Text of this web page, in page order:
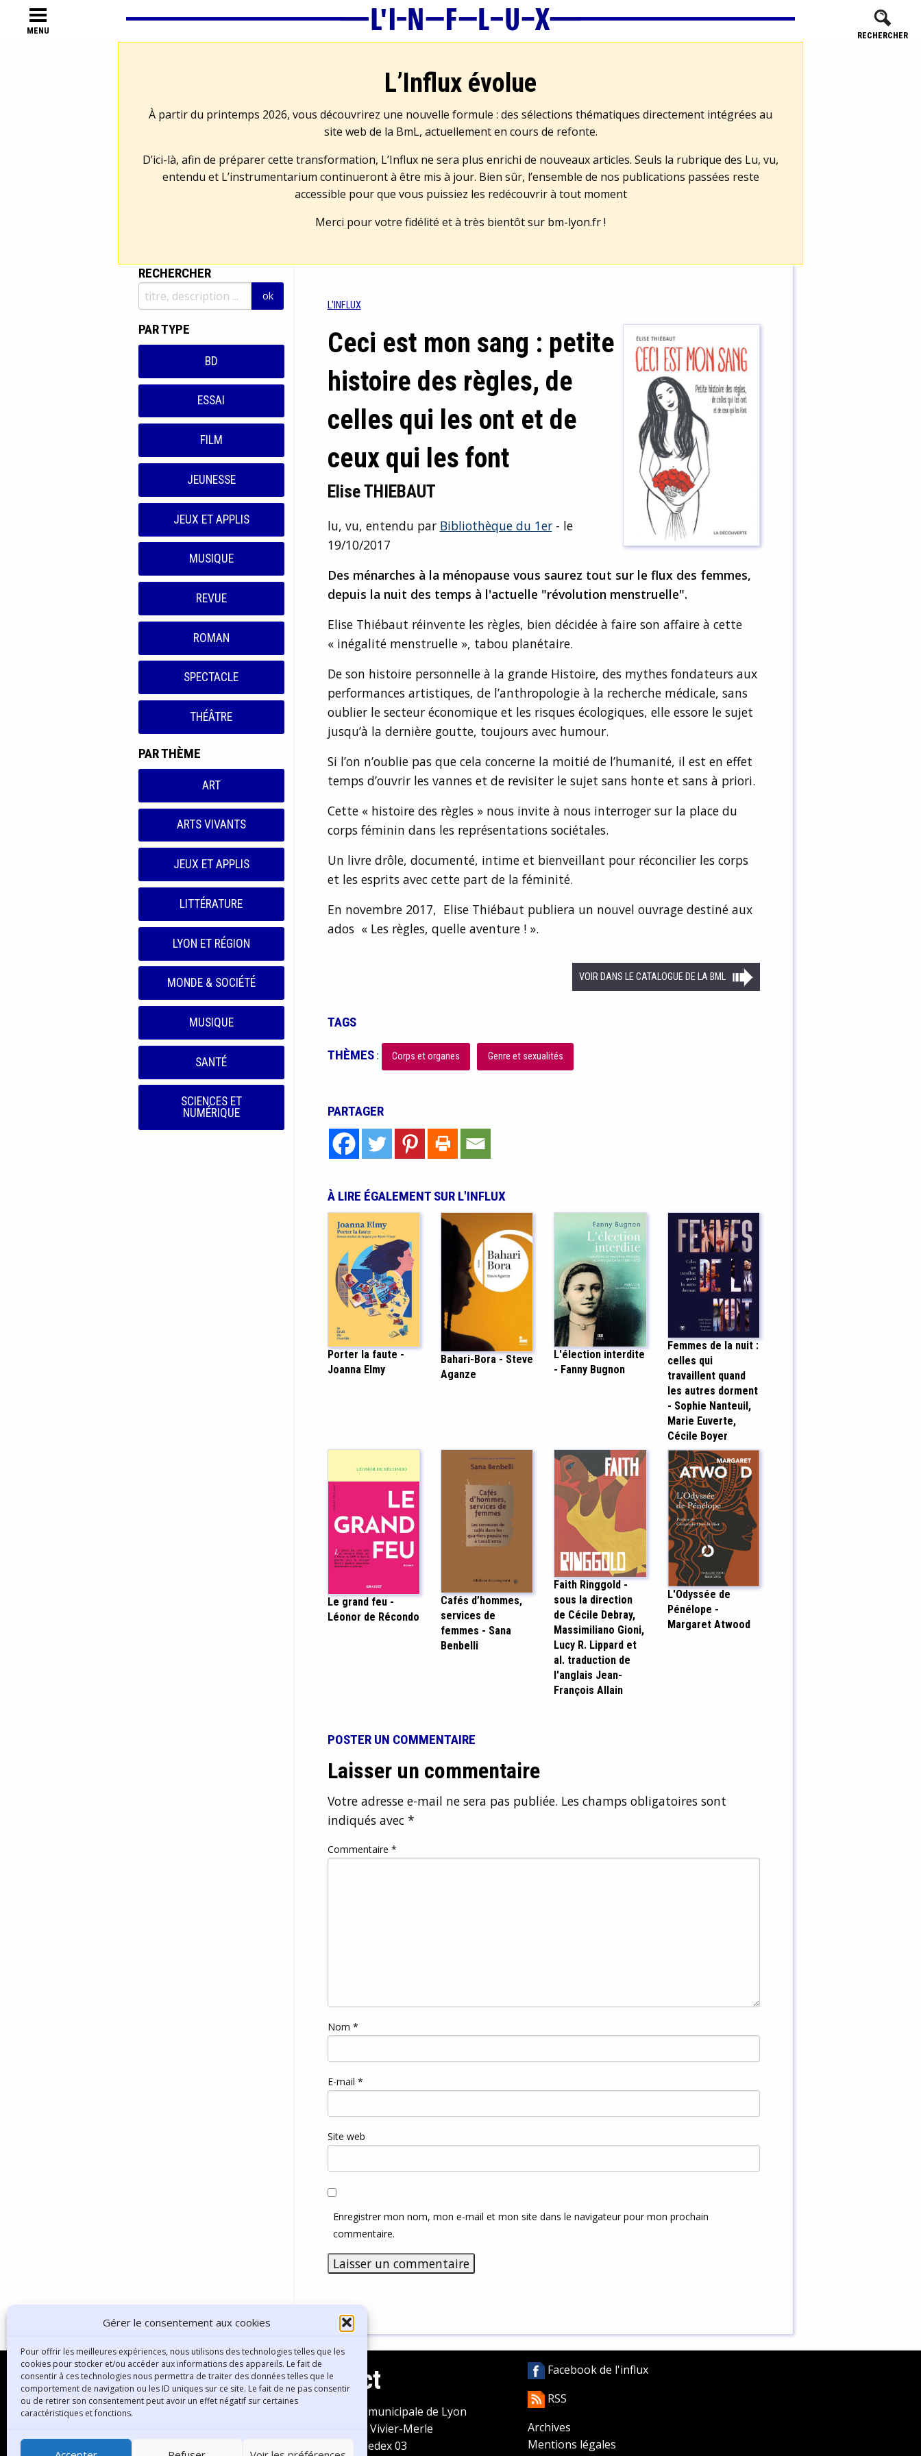
Gérer le consentement aux cookies
Pour offrir les meilleures expériences, nous utilisons des technologies telles que les
cookies pour stocker et/ou accéder aux informations des appareils. Le fait de
consentir à ces technologies nous permettra de traiter des données telles que le
comportement de navigation ou les ID uniques sur ce site. Le fait de ne pas consentir
ou de retirer son consentement peut avoir un effet négatif sur certaines
caractéristiques et fonctions.
MENU RECHERCHER
L’Influx évolue
À partir du printemps 2026, vous découvrirez une nouvelle formule : des sélections thématiques directement intégrées au
site web de la BmL, actuellement en cours de refonte.
D’ici-là, afin de préparer cette transformation, L’Influx ne sera plus enrichi de nouveaux articles. Seuls la rubrique des Lu, vu,
entendu et L’instrumentarium continueront à être mis à jour. Bien sûr, l’ensemble de nos publications passées reste
accessible pour que vous puissiez les redécouvrir à tout moment
Merci pour votre fidélité et à très bientôt sur bm-lyon.fr!
RECHERCHER
PAR TYPE
BD
ESSAI
FILM
JEUNESSE
JEUX ET APPLIS
MUSIQUE
REVUE
ROMAN
SPECTACLE
THÉÂTRE
PAR THÈME
ART
ARTS VIVANTS
JEUX ET APPLIS
LITTÉRATURE
LYON ET RÉGION
MONDE & SOCIÉTÉ
MUSIQUE
SANTÉ
SCIENCES ET
NUMÉRIQUE
L'INFLUX
Ceci est mon sang : petite
histoire des règles, de
celles qui les ont et de
ceux qui les font
Elise THIEBAUT
lu, vu, entendu par Bibliothèque du 1er- le
19/10/2017
Des ménarches à la ménopause vous saurez tout sur le flux des femmes,
depuis la nuit des temps à l'actuelle "révolution menstruelle".
Elise Thiébaut réinvente les règles, bien décidée à faire son affaire à cette
« inégalité menstruelle », tabou planétaire.
De son histoire personnelle à la grande Histoire, des mythes fondateurs aux
performances artistiques, de l’anthropologie à la recherche médicale, sans
oublier le secteur économique et les risques écologiques, elle essore le sujet
jusqu’à la dernière goutte, toujours avec humour.
Si l’on n’oublie pas que cela concerne la moitié de l’humanité, il est en effet
temps d’ouvrir les vannes et de revisiter le sujet sans honte et sans à priori.
Cette « histoire des règles » nous invite à nous interroger sur la place du
corps féminin dans les représentations sociétales.
Un livre drôle, documenté, intime et bienveillant pour réconcilier les corps
et les esprits avec cette part de la féminité.
En novembre 2017, Elise Thiébaut publiera un nouvel ouvrage destiné aux
ados « Les règles, quelle aventure ! ».
VOIR DANS LE CATALOGUE DE LA BML
TAGS
THÈMES: Corps et organes Genre et sexualités
PARTAGER
À LIRE ÉGALEMENT SUR L'INFLUX
Porter la faute -
Joanna Elmy
Bahari-Bora - Steve
Aganze
L'élection interdite
- Fanny Bugnon
Femmes de la nuit :
celles qui
travaillent quand
les autres dorment
- Sophie Nanteuil,
Marie Euverte,
Cécile Boyer
Le grand feu -
Léonor de Récondo
Cafés d’hommes,
services de
femmes - Sana
Benbelli
Faith Ringgold -
sous la direction
de Cécile Debray,
Massimiliano Gioni,
Lucy R. Lippard et
al. traduction de
l'anglais Jean-
François Allain
L'Odyssée de
Pénélope -
Margaret Atwood
POSTER UN COMMENTAIRE
Laisser un commentaire
Votre adresse e-mail ne sera pas publiée. Les champs obligatoires sont
indiqués avec *
Commentaire *
Nom *
E-mail *
Site web
Enregistrer mon nom, mon e-mail et mon site dans le navigateur pour mon prochain
commentaire.
Contact
Bibliothèque municipale de Lyon
30 Boulevard Vivier-Merle
69431 Lyon Cedex 03
Facebook de l'influx
RSS
Archives
Mentions légales